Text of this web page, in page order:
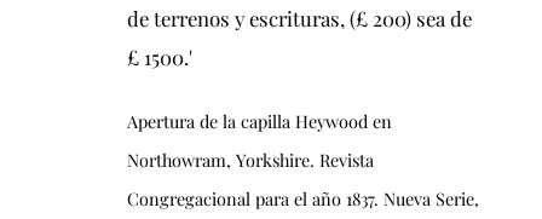
de terrenos y escrituras, (£ 200) sea de
£ 1500.'
Apertura de la capilla Heywood en
Northowram, Yorkshire. Revista
Congregacional para el año 1837. Nueva Serie,